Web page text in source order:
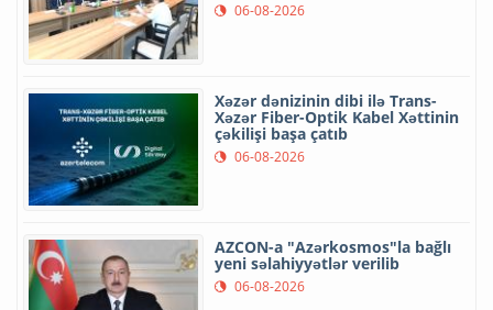
06-08-2026
Xəzər dənizinin dibi ilə Trans-
Xəzər Fiber-Optik Kabel Xəttinin
çəkilişi başa çatıb
06-08-2026
AZCON-a "Azərkosmos"la bağlı
yeni səlahiyyətlər verilib
06-08-2026